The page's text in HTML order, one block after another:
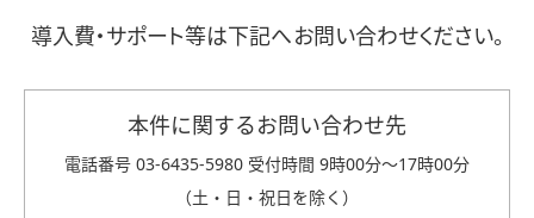
本件に関するお問い合わせ先
電話番号 03-6435-5980 受付時間 9時00分～17時00分
（土・日・祝日を除く）